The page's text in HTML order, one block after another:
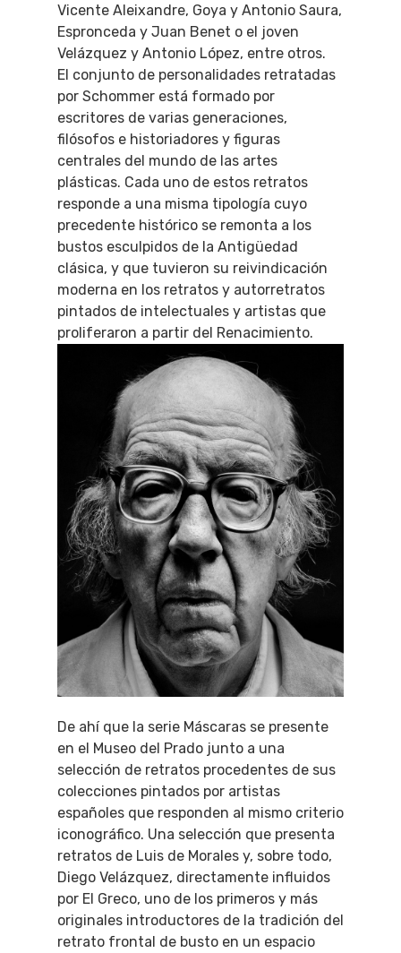
Vicente Aleixandre, Goya y Antonio Saura,
Espronceda y Juan Benet o el joven
Velázquez y Antonio López, entre otros.
El conjunto de personalidades retratadas
por Schommer está formado por
escritores de varias generaciones,
filósofos e historiadores y figuras
centrales del mundo de las artes
plásticas. Cada uno de estos retratos
responde a una misma tipología cuyo
precedente histórico se remonta a los
bustos esculpidos de la Antigüedad
clásica, y que tuvieron su reivindicación
moderna en los retratos y autorretratos
pintados de intelectuales y artistas que
proliferaron a partir del Renacimiento.
De ahí que la serie Máscaras se presente
en el Museo del Prado junto a una
selección de retratos procedentes de sus
colecciones pintados por artistas
españoles que responden al mismo criterio
iconográfico. Una selección que presenta
retratos de Luis de Morales y, sobre todo,
Diego Velázquez, directamente influidos
por El Greco, uno de los primeros y más
originales introductores de la tradición del
retrato frontal de busto en un espacio